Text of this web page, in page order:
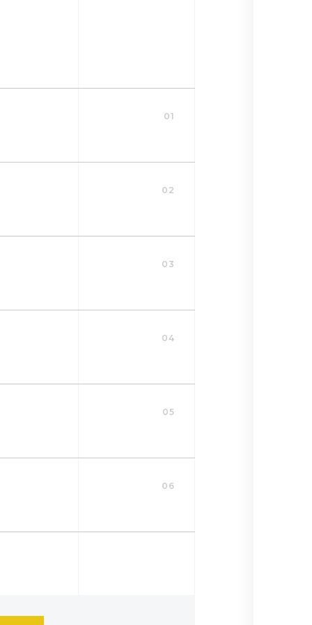
01
02
03
04
05
06